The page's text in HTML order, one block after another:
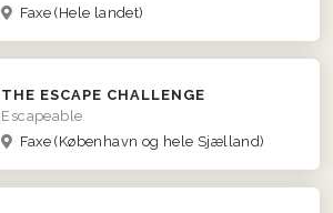
Faxe(Hele landet)
THE ESCAPE CHALLENGE
Escapeable
Faxe(København og hele Sjælland)